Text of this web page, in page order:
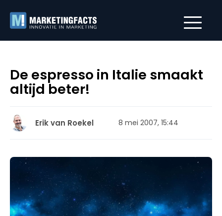
De espresso in Italie smaakt
altijd beter!
Erik van Roekel 8 mei 2007, 15:44